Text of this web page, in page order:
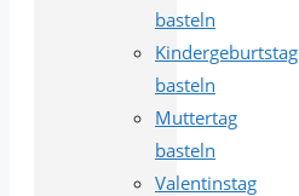
basteln
Kindergeburtstag
basteln
Muttertag
basteln
Valentinstag